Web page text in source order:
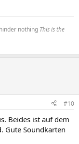
nothing This is the
#10
Beides ist auf dem
Gute Soundkarten